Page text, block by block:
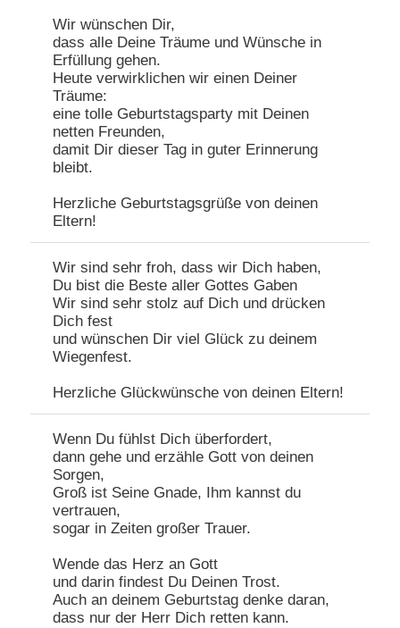
Wir wünschen Dir,
dass alle Deine Träume und Wünsche in
Erfüllung gehen.
Heute verwirklichen wir einen Deiner
Träume:
eine tolle Geburtstagsparty mit Deinen
netten Freunden,
damit Dir dieser Tag in guter Erinnerung
bleibt.
Herzliche Geburtstagsgrüße von deinen
Eltern!
Wir sind sehr froh, dass wir Dich haben,
Du bist die Beste aller Gottes Gaben
Wir sind sehr stolz auf Dich und drücken
Dich fest
und wünschen Dir viel Glück zu deinem
Wiegenfest.
Herzliche Glückwünsche von deinen Eltern!
Wenn Du fühlst Dich überfordert,
dann gehe und erzähle Gott von deinen
Sorgen,
Groß ist Seine Gnade, Ihm kannst du
vertrauen,
sogar in Zeiten großer Trauer.
Wende das Herz an Gott
und darin findest Du Deinen Trost.
Auch an deinem Geburtstag denke daran,
dass nur der Herr Dich retten kann.